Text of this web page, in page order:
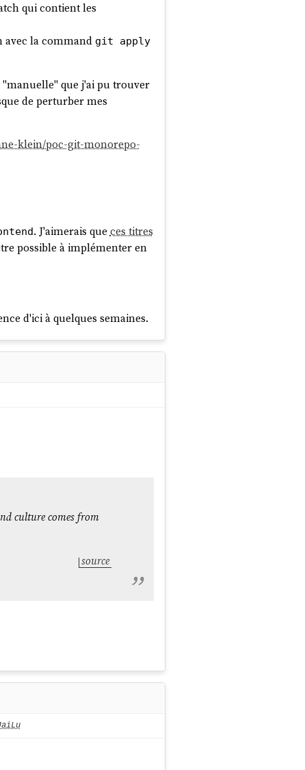
qui contient les
avec la command git apply
"manuelle" que j'ai pu trouver
de perturber mes
klein/poc-git-monorepo-
. J'aimerais queces titres
possible à implémenter en
d'ici à quelques semaines.
culture comes from
source